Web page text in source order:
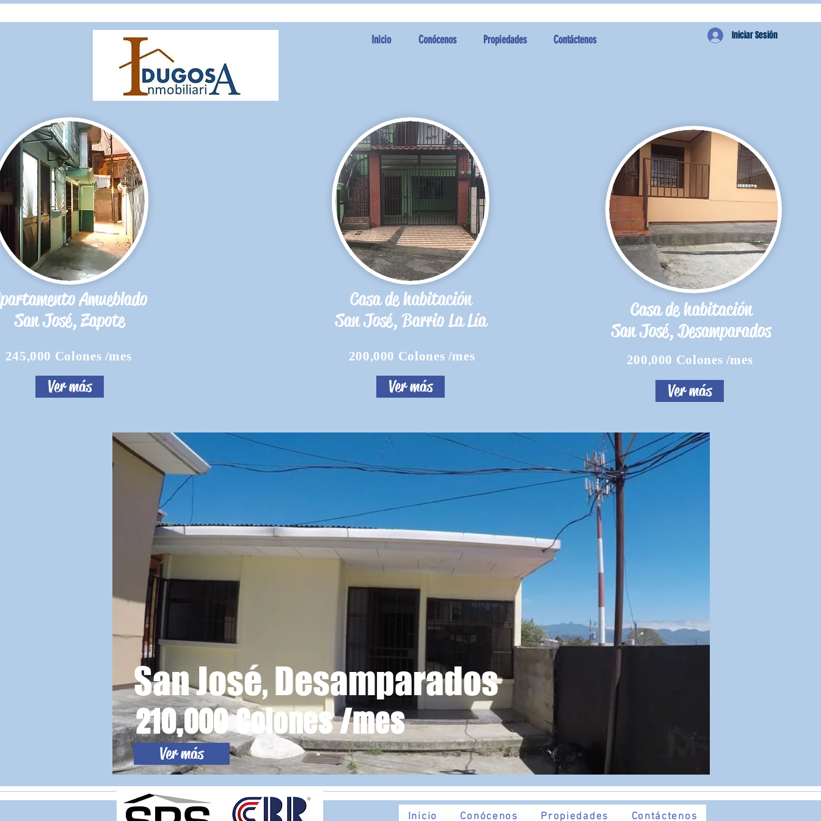
Iniciar Sesión
Inicio Conócenos Propiedades Contáctenos
Amueblado
San José, Zapote
245,000 Colones /mes
Ver más
Casa de habitación
San José, Barrio La Lía
200,000 Colones /mes
Ver más
Casa de habitación
San José, Desamparados
200,000 Colones /mes
Ver más
San José, Desamparados
210,000 Colones /mes
Ver más
Inicio Conócenos Propiedades Contáctenos